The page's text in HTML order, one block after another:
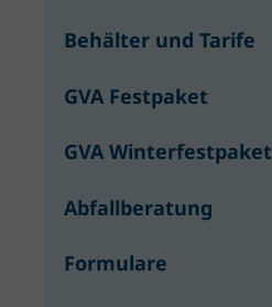
Behälter und Tarife
GVA Festpaket
GVA Winterfestpaket
Abfallberatung
Formulare